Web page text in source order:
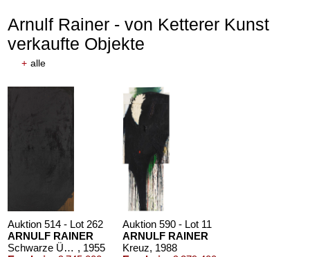
Auktion 611 - Lot 125001019
EMIL SCHUMACHER
Bleibild B-3/1970
Schätzpreis:
Arnulf Rainer - von Ketterer Kunst
verkaufte Objekte
+ alle
Auktion 514 - Lot 262
ARNULF RAINER
Schwarze Übermalung auf Braun , 1955
Auktion 590 - Lot 11
ARNULF RAINER
Kreuz, 1988